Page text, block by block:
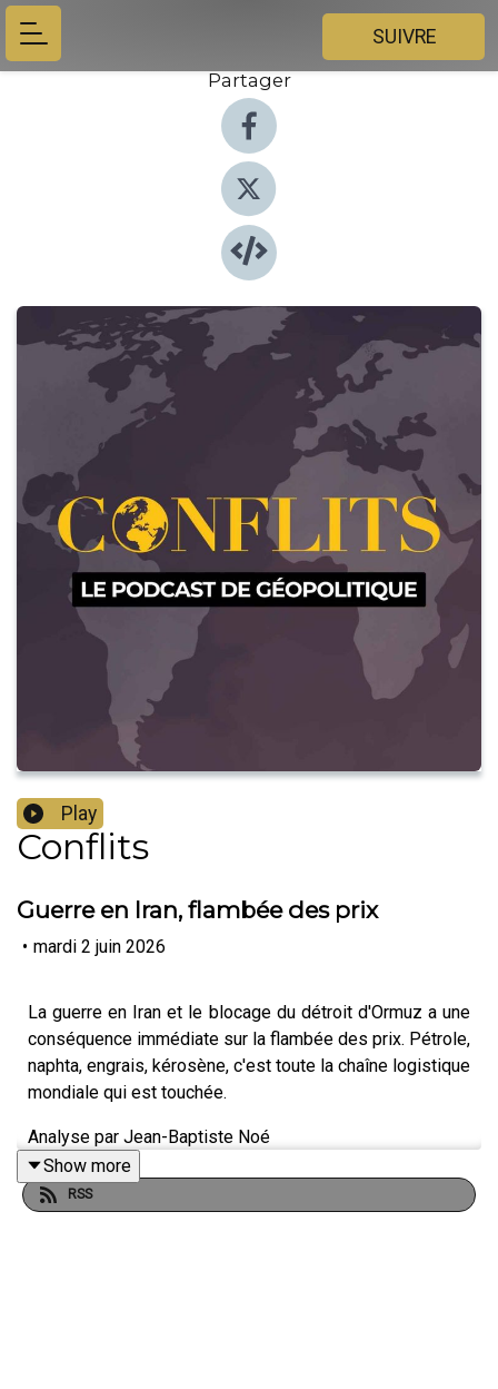
SUIVRE
Partager
Play
Conflits
Guerre en Iran, flambée des prix
• mardi 2 juin 2026
La guerre en Iran et le blocage du détroit d'Ormuz a une
conséquence immédiate sur la flambée des prix. Pétrole,
naphta, engrais, kérosène, c'est toute la chaîne logistique
mondiale qui est touchée.
Analyse par Jean-Baptiste Noé
Show more
RSS